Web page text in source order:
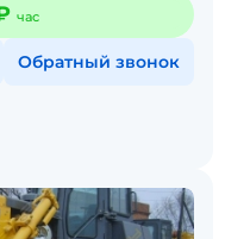
час
Обратный звонок